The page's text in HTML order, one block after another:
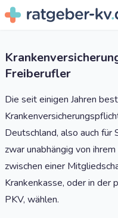
Freiberufler
Die seit einigen Jahren
Deutschland, also auch
zwar unabhängig von
zwischen einer
Krankenkasse, oder in der
PKV, wählen.